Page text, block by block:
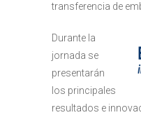
transferencia de
Durante la
jornada se
presentarán
los principales
resultados e